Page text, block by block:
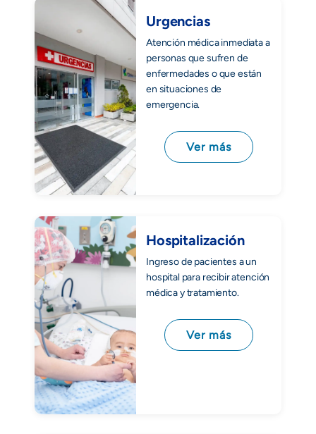
Urgencias
Atención médica inmediata a
personas que sufren de
enfermedades o que están
en situaciones de
emergencia.
Ver más
Hospitalización
Ingreso de pacientes a un
hospital para recibir atención
médica y tratamiento.
Ver más